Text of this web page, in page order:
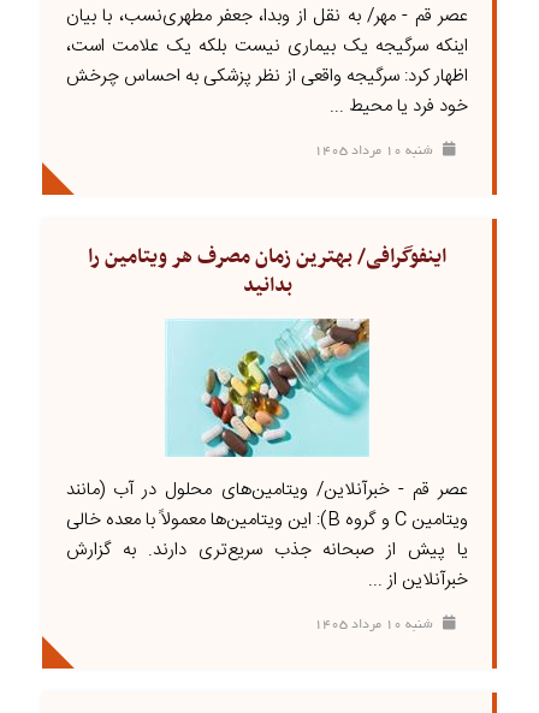
عصر قم - مهر/ به نقل از وبدا، جعفر مطهری‌نسب، با بیان
اینکه سرگیجه یک بیماری نیست بلکه یک علامت است،
اظهار کرد: سرگیجه واقعی از نظر پزشکی به احساس چرخش
خود فرد یا محیط ...
شنبه ۱۰ مرداد ۱۴۰۵
اینفوگرافی/ بهترین زمان مصرف هر ویتامین را
بدانید
عصر قم - خبرآنلاین/ ویتامین‌های محلول در آب (مانند
ویتامین C و گروه B): این ویتامین‌ها معمولاً با معده خالی
یا پیش از صبحانه جذب سریع‌تری دارند. به گزارش
خبرآنلاین از ...
شنبه ۱۰ مرداد ۱۴۰۵